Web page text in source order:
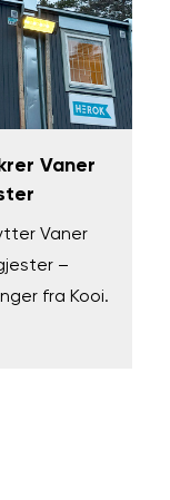
Vaner
Vaner
–
fra Kooi.